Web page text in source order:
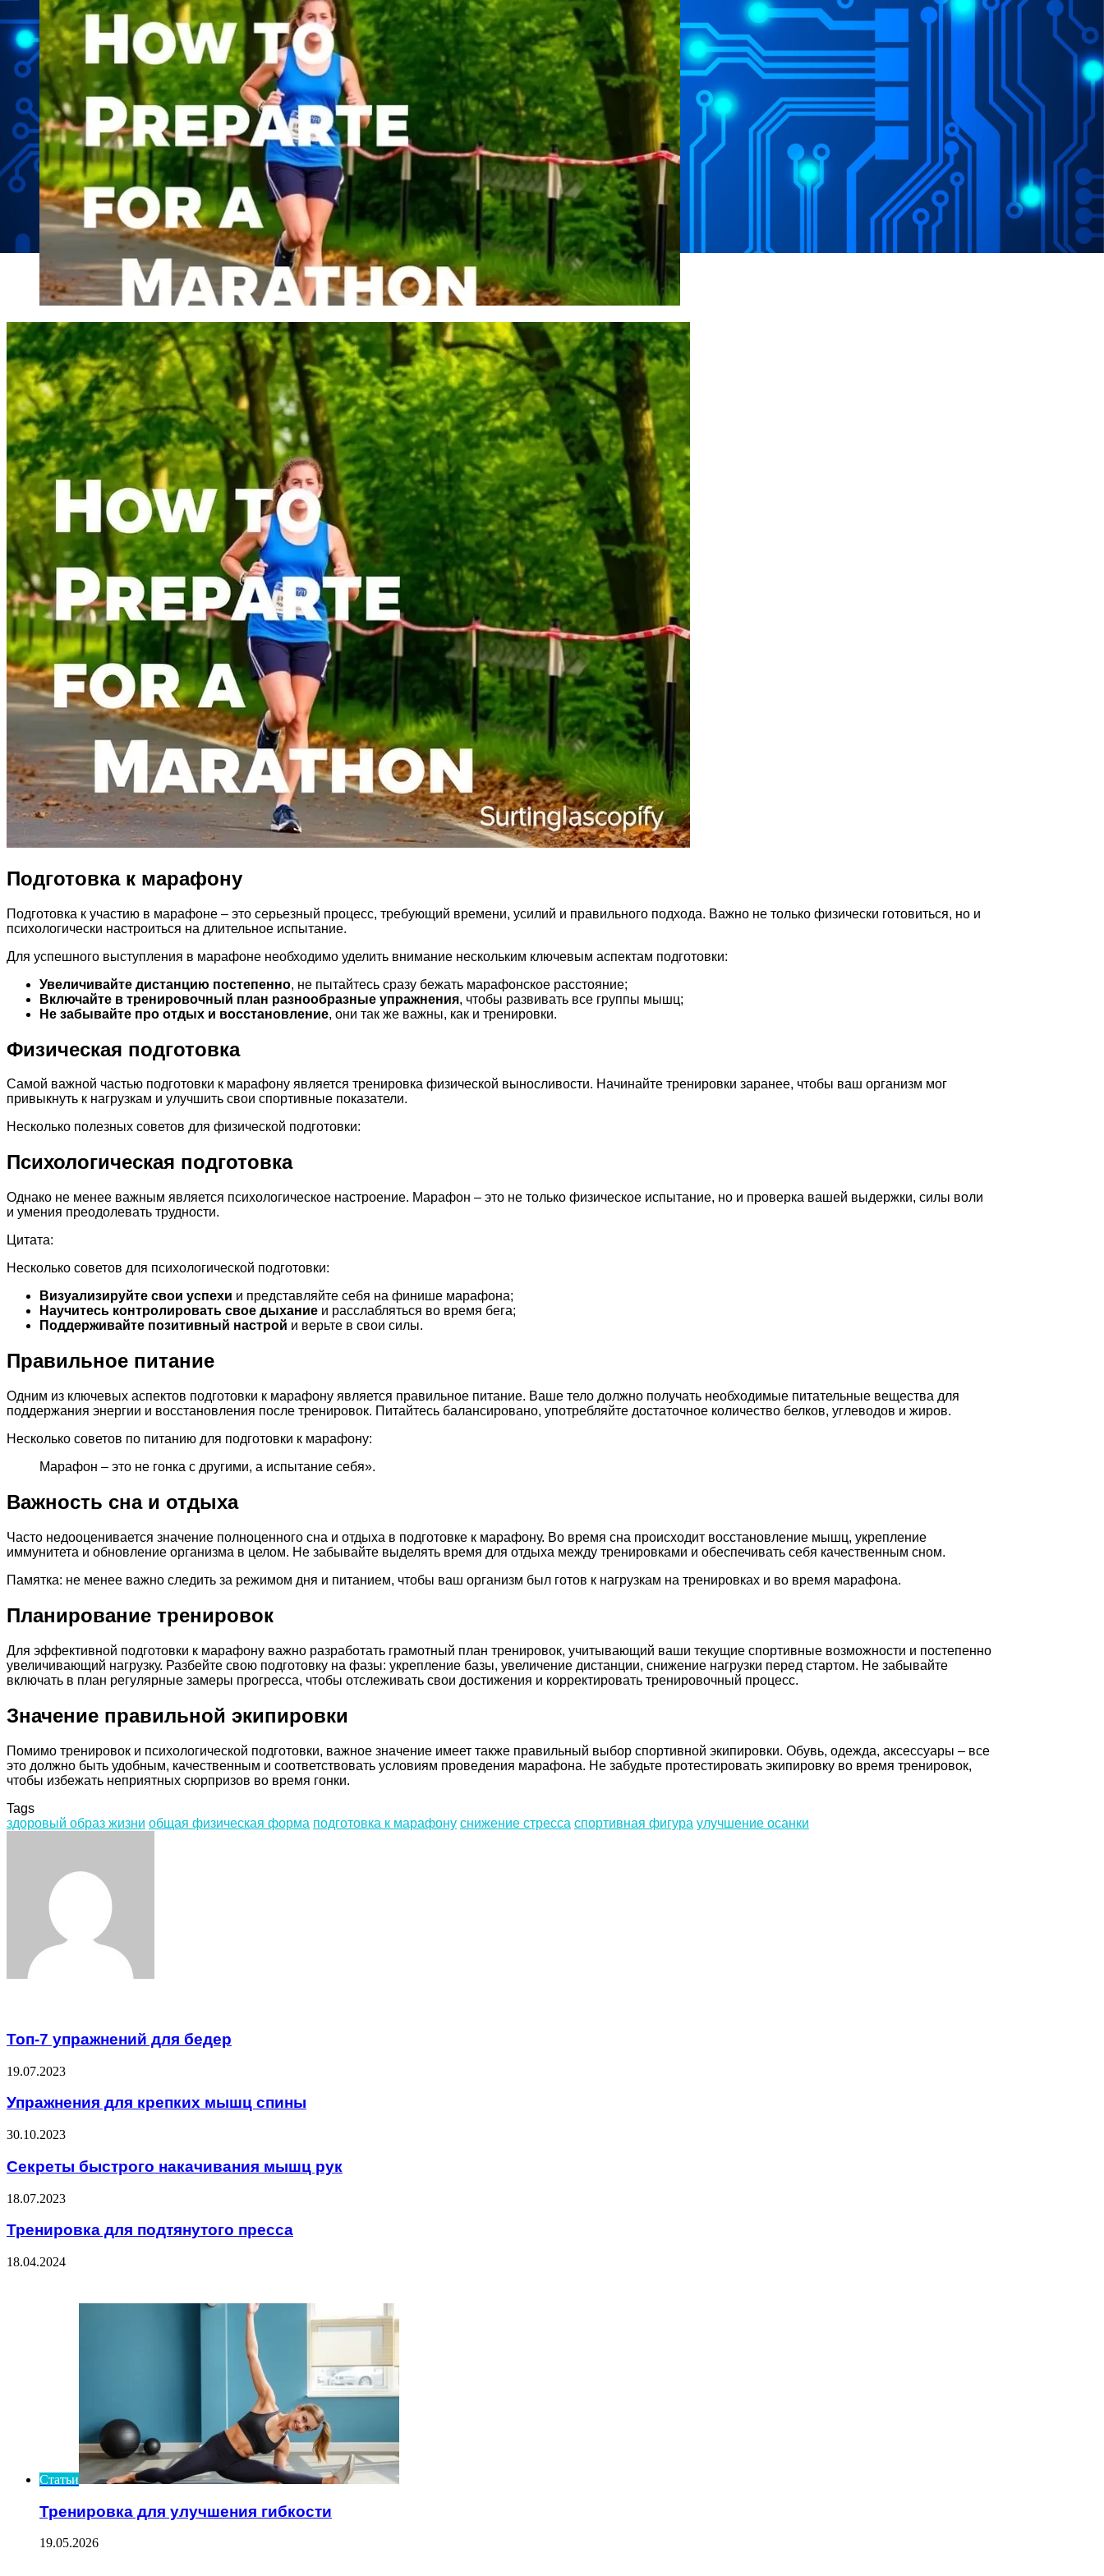
Подготовка к марафону
Подготовка к участию в марафоне – это серьезный процесс, требующий времени, усилий и правильного подхода. Важно не только физически готовиться, но и
психологически настроиться на длительное испытание.
Для успешного выступления в марафоне необходимо уделить внимание нескольким ключевым аспектам подготовки:
Увеличивайте дистанцию постепенно, не пытайтесь сразу бежать марафонское расстояние;
Включайте в тренировочный план разнообразные упражнения, чтобы развивать все группы мышц;
Не забывайте про отдых и восстановление, они так же важны, как и тренировки.
Физическая подготовка
Самой важной частью подготовки к марафону является тренировка физической выносливости. Начинайте тренировки заранее, чтобы ваш организм мог
привыкнуть к нагрузкам и улучшить свои спортивные показатели.
Несколько полезных советов для физической подготовки:
Психологическая подготовка
Однако не менее важным является психологическое настроение. Марафон – это не только физическое испытание, но и проверка вашей выдержки, силы воли
и умения преодолевать трудности.
Цитата:
Несколько советов для психологической подготовки:
Визуализируйте свои успехи и представляйте себя на финише марафона;
Научитесь контролировать свое дыхание и расслабляться во время бега;
Поддерживайте позитивный настрой и верьте в свои силы.
Правильное питание
Одним из ключевых аспектов подготовки к марафону является правильное питание. Ваше тело должно получать необходимые питательные вещества для
поддержания энергии и восстановления после тренировок. Питайтесь балансировано, употребляйте достаточное количество белков, углеводов и жиров.
Несколько советов по питанию для подготовки к марафону:
Марафон – это не гонка с другими, а испытание себя».
Важность сна и отдыха
Часто недооценивается значение полноценного сна и отдыха в подготовке к марафону. Во время сна происходит восстановление мышц, укрепление
иммунитета и обновление организма в целом. Не забывайте выделять время для отдыха между тренировками и обеспечивать себя качественным сном.
Памятка: не менее важно следить за режимом дня и питанием, чтобы ваш организм был готов к нагрузкам на тренировках и во время марафона.
Планирование тренировок
Для эффективной подготовки к марафону важно разработать грамотный план тренировок, учитывающий ваши текущие спортивные возможности и постепенно
увеличивающий нагрузку. Разбейте свою подготовку на фазы: укрепление базы, увеличение дистанции, снижение нагрузки перед стартом. Не забывайте
включать в план регулярные замеры прогресса, чтобы отслеживать свои достижения и корректировать тренировочный процесс.
Значение правильной экипировки
Помимо тренировок и психологической подготовки, важное значение имеет также правильный выбор спортивной экипировки. Обувь, одежда, аксессуары – все
это должно быть удобным, качественным и соответствовать условиям проведения марафона. Не забудьте протестировать экипировку во время тренировок,
чтобы избежать неприятных сюрпризов во время гонки.
Tags
здоровый образ жизни общая физическая форма подготовка к марафону снижение стресса спортивная фигура улучшение осанки
Топ-7 упражнений для бедер
19.07.2023
Упражнения для крепких мышц спины
30.10.2023
Секреты быстрого накачивания мышц рук
18.07.2023
Тренировка для подтянутого пресса
18.04.2024
Статьи
Тренировка для улучшения гибкости
19.05.2026